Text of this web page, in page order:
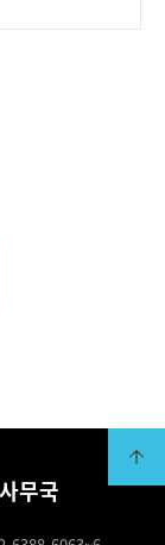
용될 수
고 있으며,
무국